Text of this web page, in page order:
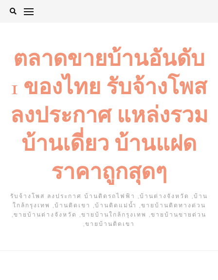
Skip
ตลาดขายบ้านอันดับ
1 ของไทย รับจ้างโพส
ลงประกาศ แหล่งรวม
บ้านเดี่ยว บ้านแฝด
ราคาถูกสุดๆ
รับจ้างโพส ลงประกาศ บ้านติดรถไฟฟ้า ,บ้านต่างจังหวัด ,บ้าน
ใกล้กรุงเทพ ,บ้านติดเขา ,บ้านติดแม่น้ำ ,ขายบ้านติดทางด่วน
,ขายบ้านต่างจังหวัด ,ขายบ้านใกล้กรุงเทพ ,ขายบ้านขายด่วน
,ขายบ้านติดเขา